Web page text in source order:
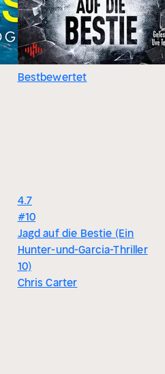
Bestbewertet
4.7
#10
Jagd auf die Bestie (Ein
Hunter-und-Garcia-Thriller
10)
Chris Carter